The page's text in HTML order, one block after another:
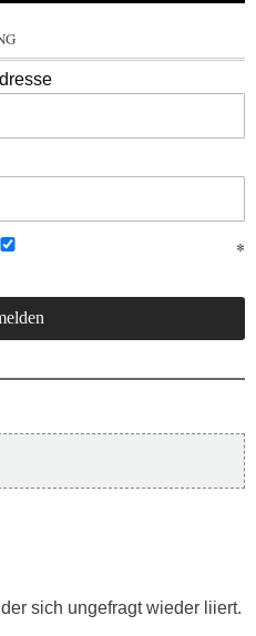
sich ungefragt wieder liiert.